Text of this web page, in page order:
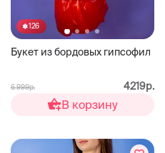
126
Букет из бордовых гипсофил
6 999р. 4219р.
В корзину